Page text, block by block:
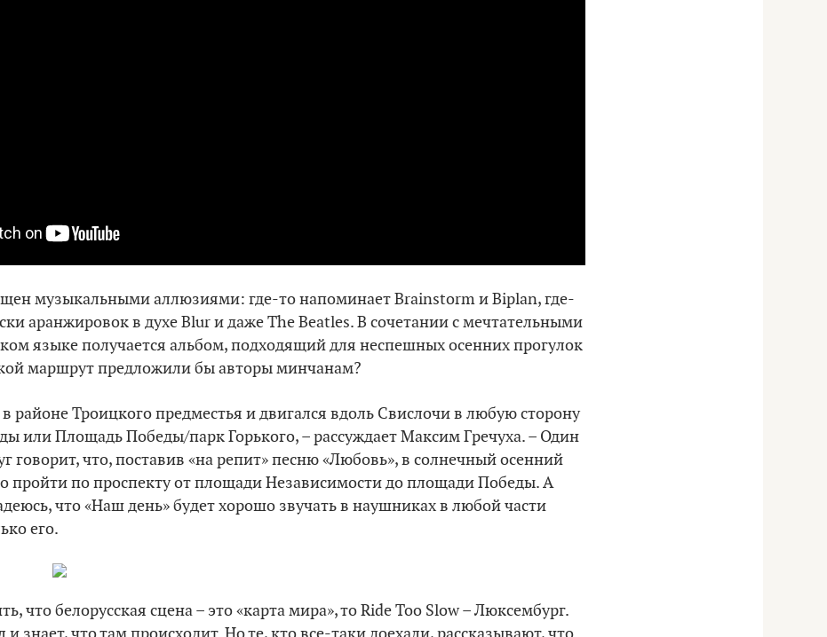
музыкальными аллюзиями: где-то напоминает Brainstorm и Biplan, где-
аранжировок в духе Blur и даже The Beatles. В сочетании с мечтательными
языке получается альбом, подходящий для неспешных осенних прогулок
маршрут предложили бы авторы минчанам?
районе Троицкого предместья и двигался вдоль Свислочи в любую сторону
или Площадь Победы/парк Горького, – рассуждает Максим Гречуха. – Один
говорит, что, поставив «на репит» песню «Любовь», в солнечный осенний
пройти по проспекту от площади Независимости до площади Победы. А
что «Наш день» будет хорошо звучать в наушниках в любой части
его.
что белорусская сцена – это «карта мира», то Ride Too Slow – Люксембург.